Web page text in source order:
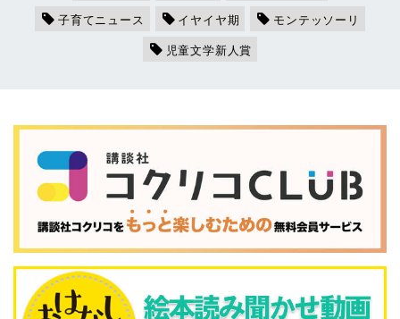
子育てニュース
イヤイヤ期
モンテッソーリ
児童文学新人賞